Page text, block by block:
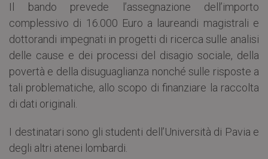
Il bando prevede l’assegnazione dell’importo
complessivo di 16.000 Euro a laureandi magistrali e
dottorandi impegnati in progetti di ricerca sulle analisi
delle cause e dei processi del disagio sociale, della
povertà e della disuguaglianza nonché sulle risposte a
tali problematiche, allo scopo di finanziare la raccolta
di dati originali.
I destinatari sono gli studenti dell’Università di Pavia e
degli altri atenei lombardi.